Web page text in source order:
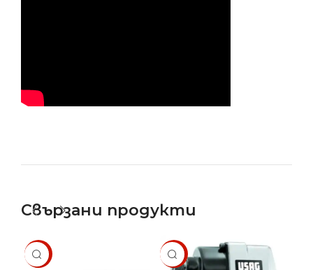
Свързани продукти
SALE SALE